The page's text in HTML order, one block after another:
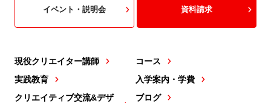
現役クリエイター講師
実践教育
クリエイティブ交流&デザ
コース
入学案内・学費
ブログ
イベント・説明会 資料請求